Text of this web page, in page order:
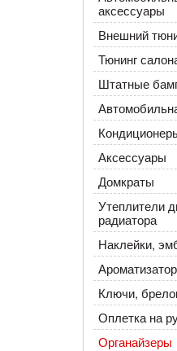
аксессуары
Внешний
Тюнинг
Штатные
Аксессуары
Домкраты
Утеплители
радиатора
Наклейки,
Ключи,
Оплетка на
Органайзеры